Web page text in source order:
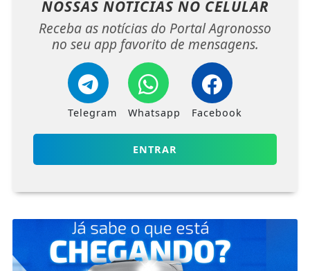
Receba as notícias do Portal Agronosso
no seu app favorito de mensagens.
Telegram Whatsapp Facebook
ENTRAR